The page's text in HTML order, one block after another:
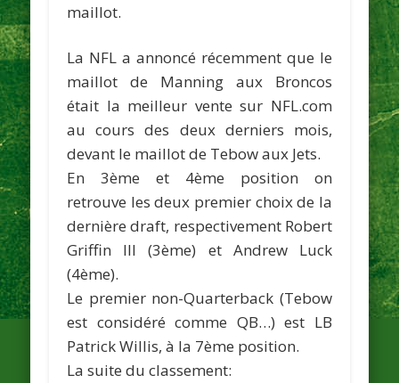
maillot.
La NFL a annoncé récemment que le
maillot de Manning aux Broncos
était la meilleur vente sur NFL.com
au cours des deux derniers mois,
devant le maillot de Tebow aux Jets.
En 3ème et 4ème position on
retrouve les deux premier choix de la
dernière draft, respectivement Robert
Griffin III (3ème) et Andrew Luck
(4ème).
Le premier non-Quarterback (Tebow
est considéré comme QB…) est LB
Patrick Willis, à la 7ème position.
La suite du classement: